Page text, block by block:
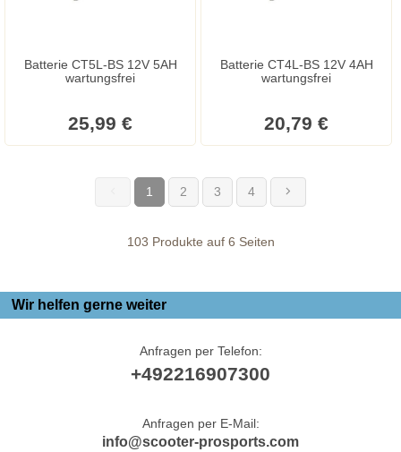
Batterie CT5L-BS 12V 5AH
wartungsfrei
25,99 €
Batterie CT4L-BS 12V 4AH
wartungsfrei
20,79 €
1 (current)
2 3 4
103 Produkte auf 6 Seiten
Wir helfen gerne weiter
Anfragen per Telefon:
+492216907300
Anfragen per E-Mail:
info@scooter-prosports.com